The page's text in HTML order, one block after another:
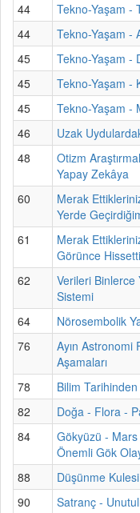
44
Tekno-Yaşam -
44
Tekno-Yaşam -
45
Tekno-Yaşam -
45
Tekno-Yaşam -
45
Tekno-Yaşam -
46
Uzak
48
Otizm
Yapay Zekâya
60
Merak
Yerde
61
Merak
Görünce
62
Verileri Binlerce
Sistemi
64
Nörosembolik
76
Ayın Astronomi
Aşamaları
78
Bilim
82
Doğa - Flora -
84
Gökyüzü -
Önemli Gök
88
Düşünme
90
Satranç -